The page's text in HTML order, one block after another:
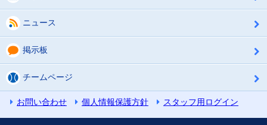
ニュース
掲示板
チームページ
お問い合わせ 個人情報保護方針 スタッフ用ログイン